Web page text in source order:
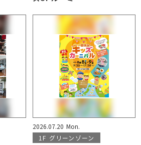
2026.07.20 Mon.
1F グリーンゾーン